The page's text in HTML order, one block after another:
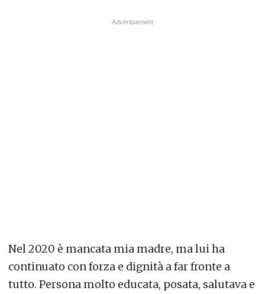
Nel 2020 è mancata mia madre, ma lui ha
continuato con forza e dignità a far fronte a
tutto. Persona molto educata, posata, salutava e